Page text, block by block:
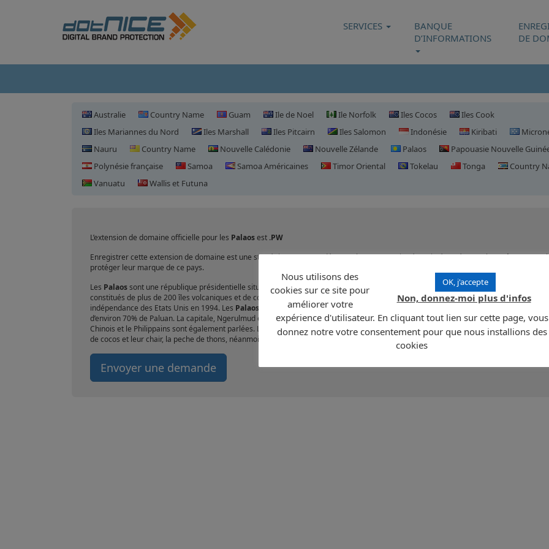
SERVICES
BANQUE
D’INFORMATIONS
DE
Australie Country Name Guam Ile de Noel Ile Norfolk Iles Cocos
Iles Cook
Iles Mariannes du Nord
Iles Marshall Iles Pitcairn Iles Salomon Indonésie Kiribati
Nauru
Country Name Nouvelle Calédonie Nouvelle Zélande Palaos
Papouasie Nouvelle
Polynésie française
Samoa Samoa Américaines Timor Oriental Tokelau Tonga
Country
Vanuatu
Wallis et Futuna
L’extension de domaine officielle pour les Palaosest .PW
Enregistrer cette extension de domaine est une stratégie recommandée pour les compagnies étant intéressées par lesPalaosou
protéger leur marque de ce pays.
Les Palaossont une république présidentielle située dans l’OcéanPacifique à environ 900km au Sud-Est des Philippines. Ils sont
constitués de plus de 200 îles volcaniques et de corail. Le climat est tropical avec d’abondantes précipitations. Ils ont gagnés leur
indépendance des Etats Unis en 1994. Les Palaos s’étendent sur 458 km2 d’îles et ilots. La population de 20 000 habitants est composée
d’environ 70% de Paluan. La capitale, Ngerulmud est située dans l’état de Melekeok. Les langues officielles sont l’Anglais et le Paluan, le
Chinois et le Philippains sont également parlées. La monnaie locale est le dollar US. Les ressources traditionnelles du pays sont les noix
de cocos et leur chair, la peche de thons, néanmoins l’industrie du tourisme se développe beaucoup.
Envoyer une demande
OK, j'accepte
Non, donnez-moi plus d'infos
Nous utilisons des
cookies sur ce site pour
améliorer votre
expérience d'utilisateur. En cliquant tout lien sur cette page, vous
donnez notre votre consentement pour que nous installions des
cookies